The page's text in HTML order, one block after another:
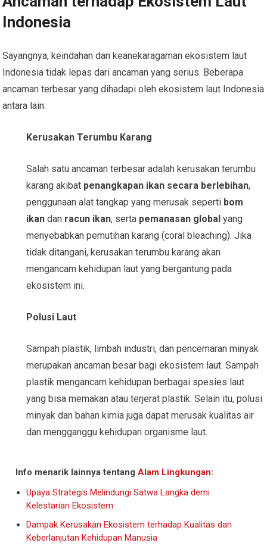
Indonesia
Sayangnya, keindahan dan keanekaragaman ekosistem laut
Indonesia tidak lepas dari ancaman yang serius. Beberapa
ancaman terbesar yang dihadapi oleh ekosistem laut Indonesia
antara lain:
Kerusakan Terumbu Karang
Salah satu ancaman terbesar adalah kerusakan terumbu
karang akibat penangkapan ikan secara berlebihan,
penggunaan alat tangkap yang merusak seperti bom
ikan dan racun ikan, serta pemanasan global yang
menyebabkan pemutihan karang (coral bleaching). Jika
tidak ditangani, kerusakan terumbu karang akan
mengancam kehidupan laut yang bergantung pada
ekosistem ini.
Polusi Laut
Sampah plastik, limbah industri, dan pencemaran minyak
merupakan ancaman besar bagi ekosistem laut. Sampah
plastik mengancam kehidupan berbagai spesies laut
yang bisa memakan atau terjerat plastik. Selain itu, polusi
minyak dan bahan kimia juga dapat merusak kualitas air
dan mengganggu kehidupan organisme laut.
Info menarik lainnya tentangAlam Lingkungan:
Upaya Strategis Melindungi Satwa Langka demi
Kelestarian Ekosistem
Dampak Kerusakan Ekosistem terhadap Kualitas dan
Keberlanjutan Kehidupan Manusia